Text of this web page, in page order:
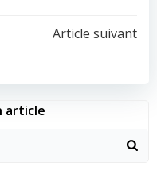
Navigation
Article suivant
article